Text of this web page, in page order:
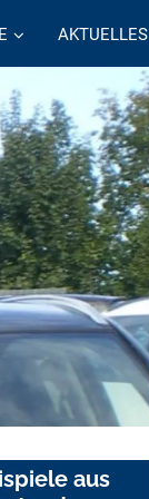
AKTUELLES
aus